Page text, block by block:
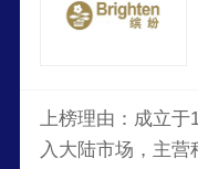
上榜理由：成立于
入大陆市场，主营